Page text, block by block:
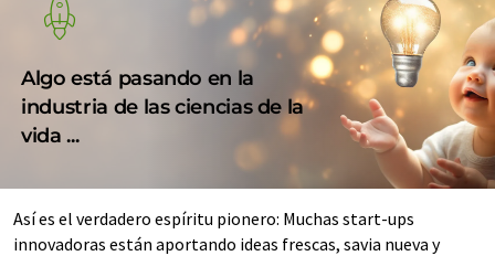
Algo está pasando en la
industria de las ciencias de la
vida ...
Así es el verdadero espíritu pionero: Muchas start-ups
innovadoras están aportando ideas frescas, savia nueva y